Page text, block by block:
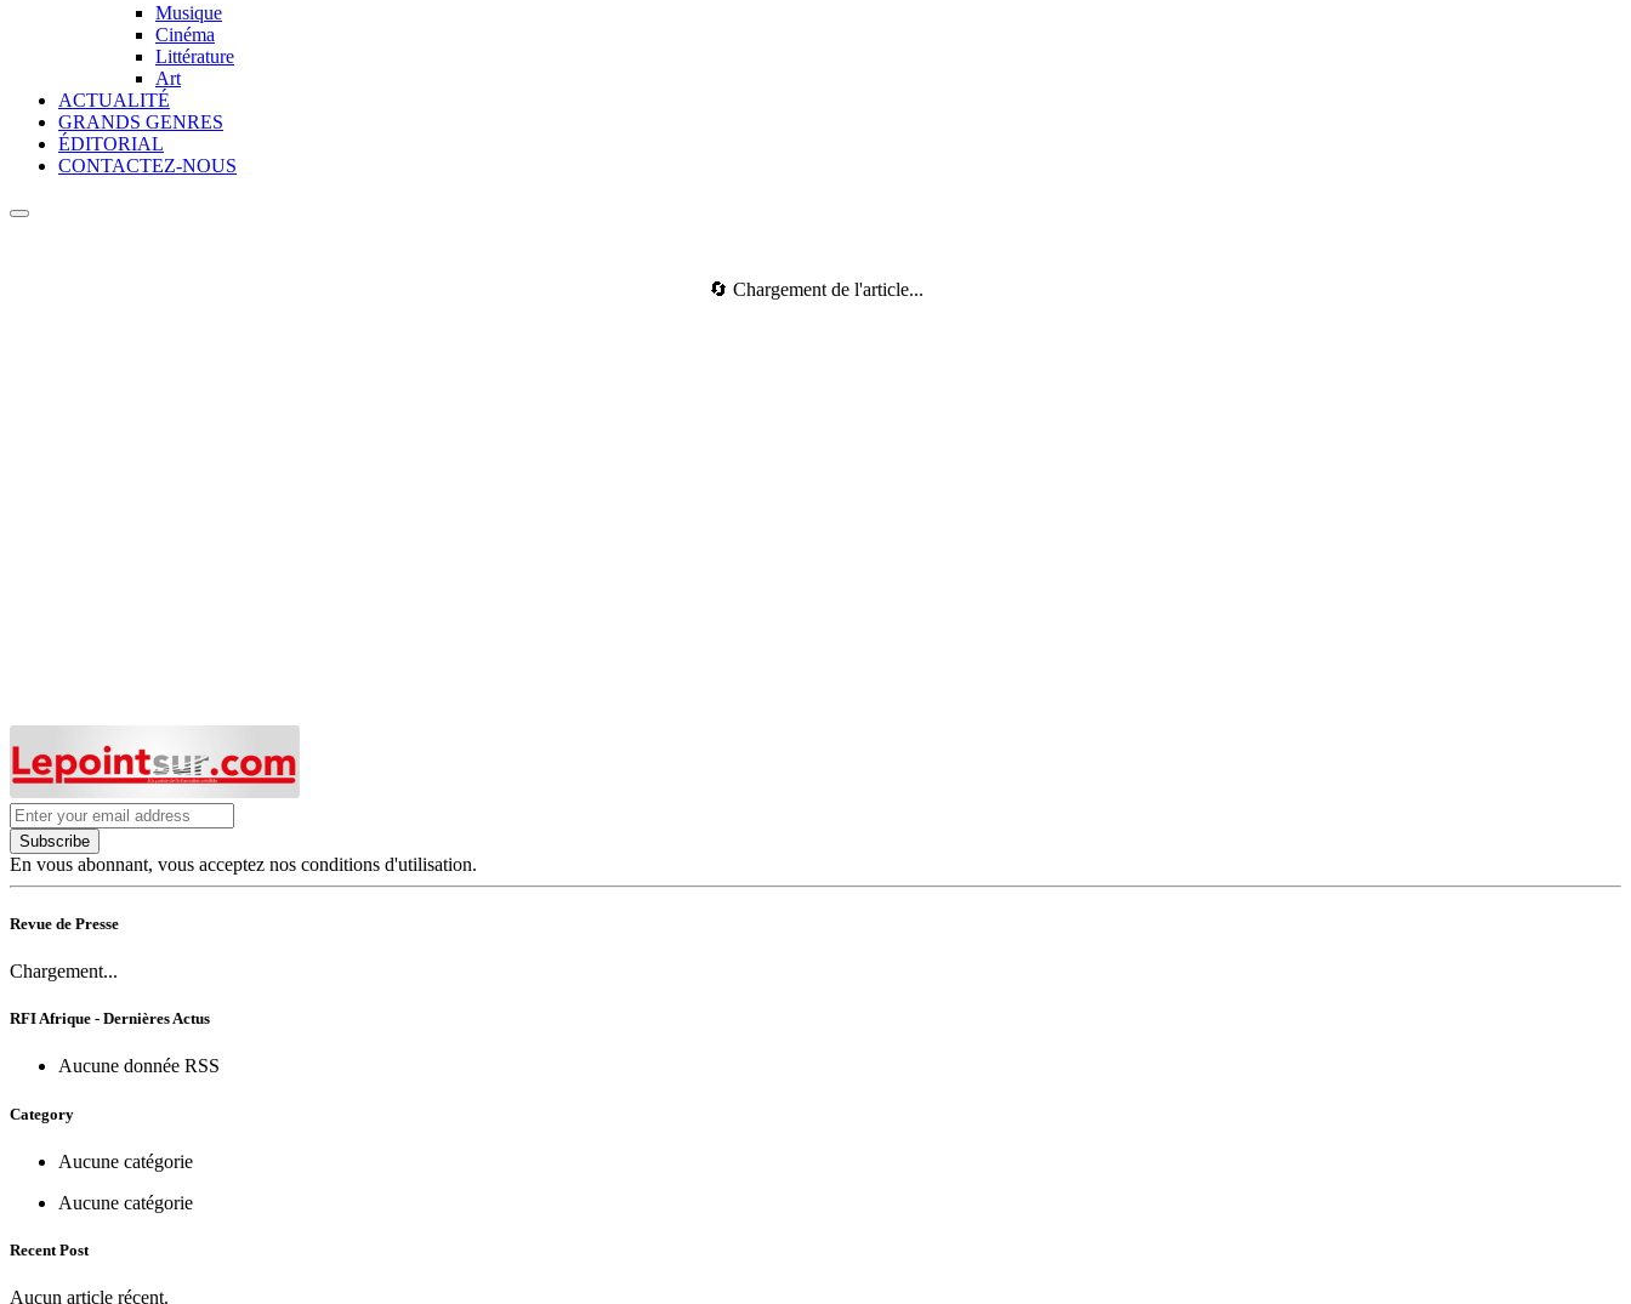
Musique
Cinéma
Littérature
Art
ACTUALITÉ
GRANDS GENRES
ÉDITORIAL
CONTACTEZ-NOUS
🔄 Chargement de l'article...
Subscribe
En vous abonnant, vous acceptez nos conditions d'utilisation.
Revue de Presse
Chargement...
RFI Afrique - Dernières Actus
Aucune donnée RSS
Category
Aucune catégorie
Aucune catégorie
Recent Post
Aucun article récent.